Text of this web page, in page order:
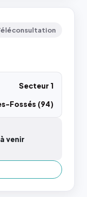
Secteur 1
Fossés (94)
venir